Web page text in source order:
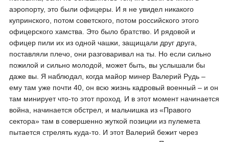
аэропорту, это были офицеры. И я не увидел никакого
купринского, потом советского, потом российского этого
офицерского хамства. Это было братство. И рядовой и
офицер пили их из одной чашки, защищали друг друга,
поставляли плечо, они разговаривал на ты. Но если сильно
пожилой и сильно молодой, может быть, вы услышали бы
даже вы. Я наблюдал, когда майор минер Валерий Рудь –
ему там уже почти 40, он всю жизнь кадровый военный – и он
там минирует что-то этот проход. И в этот момент начинается
война, начинается обстрел, и мальчишка из «Правого
сектора» там в совершенно жуткой позиции из пулемета
пытается стрелять куда-то. И этот Валерий бежит через